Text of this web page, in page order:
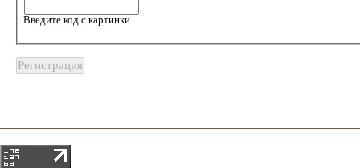
Введите код с картинки